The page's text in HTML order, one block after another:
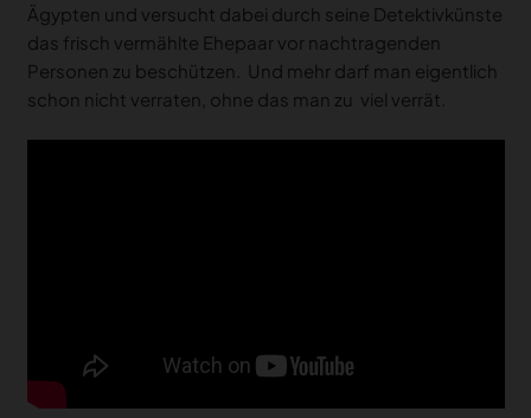
Ägypten und versucht dabei durch seine Detektivkünste
das frisch vermählte Ehepaar vor nachtragenden
Personen zu beschützen. Und mehr darf man eigentlich
schon nicht verraten, ohne das man zu viel verrät.